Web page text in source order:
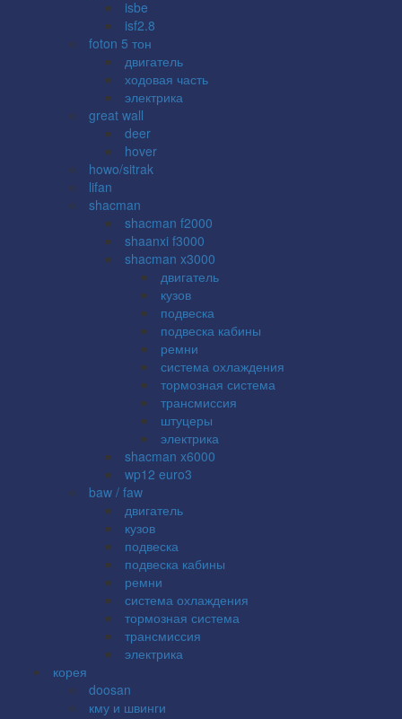
isbe
isf2.8
foton 5 тон
двигатель
ходовая часть
электрика
great wall
deer
hover
howo/sitrak
lifan
shacman
shacman f2000
shaanxi f3000
shacman x3000
двигатель
кузов
подвеска
подвеска кабины
ремни
система охлаждения
тормозная система
трансмиссия
штуцеры
электрика
shacman x6000
wp12 euro3
baw / faw
двигатель
кузов
подвеска
подвеска кабины
ремни
система охлаждения
тормозная система
трансмиссия
электрика
корея
doosan
кму и швинги